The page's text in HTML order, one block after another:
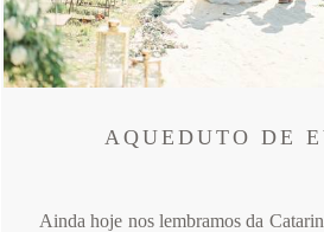
AQUEDUTO DE
Ainda hoje nos lembramos da